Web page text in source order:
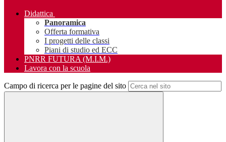
Didattica
Panoramica
Offerta formativa
I progetti delle classi
Piani di studio ed ECC
PNRR FUTURA (M.I.M.)
Lavora con la scuola
Campo di ricerca per le pagine del sito